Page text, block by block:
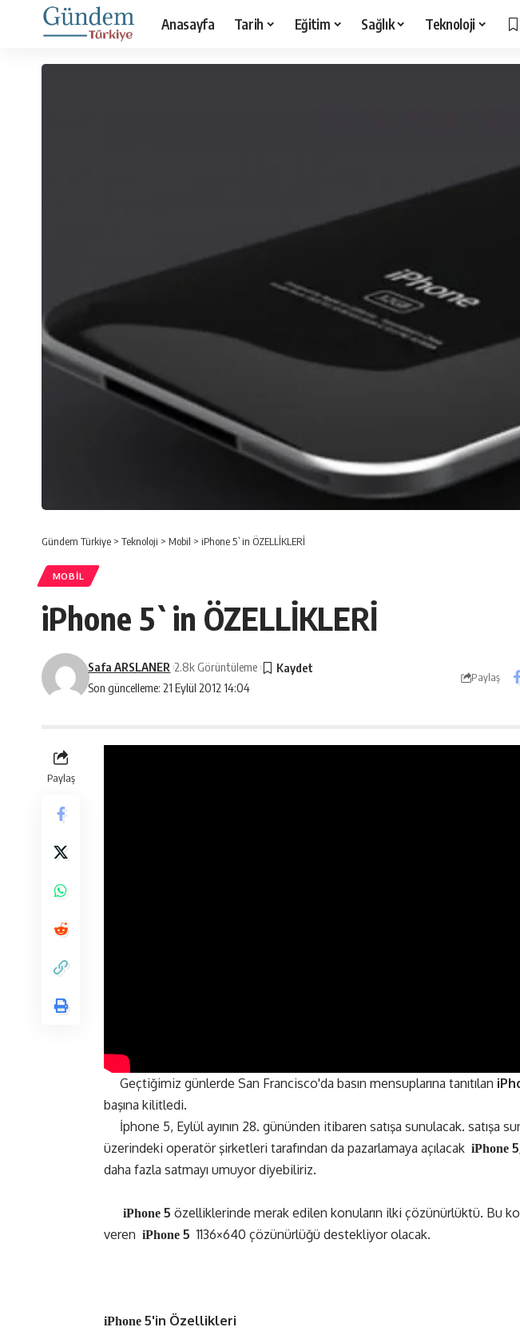
Anasayfa Tarih Eğitim Sağlık Teknoloji
Gündem Türkiye > Teknoloji > Mobil > iPhone 5`in ÖZELLİKLERİ
MOBIL
iPhone 5`in ÖZELLİKLERİ
Son güncelleme: 21 Eylül 2012 14:04
Safa ARSLANER 2.8k Görüntüleme
Paylaş
Paylaş
Geçtiğimiz günlerde San Francisco'da basın mensuplarına tanıtılan
başına kilitledi.
İphone 5, Eylül ayının 28. gününden itibaren satışa sunulacak. satışa
üzerindeki operatör şirketleri tarafından da pazarlamaya açılacak iPhone
daha fazla satmayı umuyor diyebiliriz.
iPhone 5 özelliklerinde merak edilen konuların ilki çözünürlüktü. Bu
veren iPhone 5 1136×640 çözünürlüğü destekliyor olacak.
iPhone 5'in Özellikleri